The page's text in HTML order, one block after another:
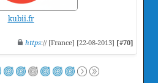
kubii.fr
https:// [France] [22-08-2013] [#70]